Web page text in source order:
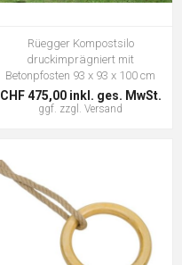
Rüegger Kompostsilo
druckimprägniert mit
Betonpfosten 93 x 93 x 100 cm
CHF 475,00 inkl. ges. MwSt.
ggf. zzgl. Versand